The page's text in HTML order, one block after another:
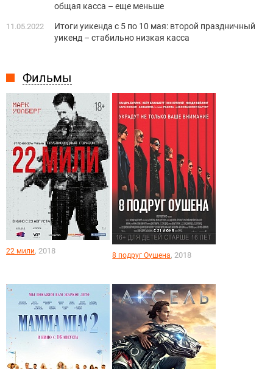
Фильмы
22 мили, 2018 8 подруг Оушена, 2018
общая касса – еще меньше
11.05.2022
Итоги уикенда с 5 по 10 мая: второй праздничный
уикенд – стабильно низкая касса